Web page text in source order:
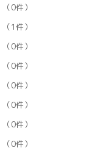
（0件）
（1件）
（0件）
（0件）
（0件）
（0件）
（0件）
（0件）